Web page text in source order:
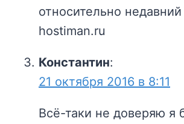
относительно
hostiman.ru
Константин:
21 октября 2016 в 8:11
Всё-таки не доверяю я